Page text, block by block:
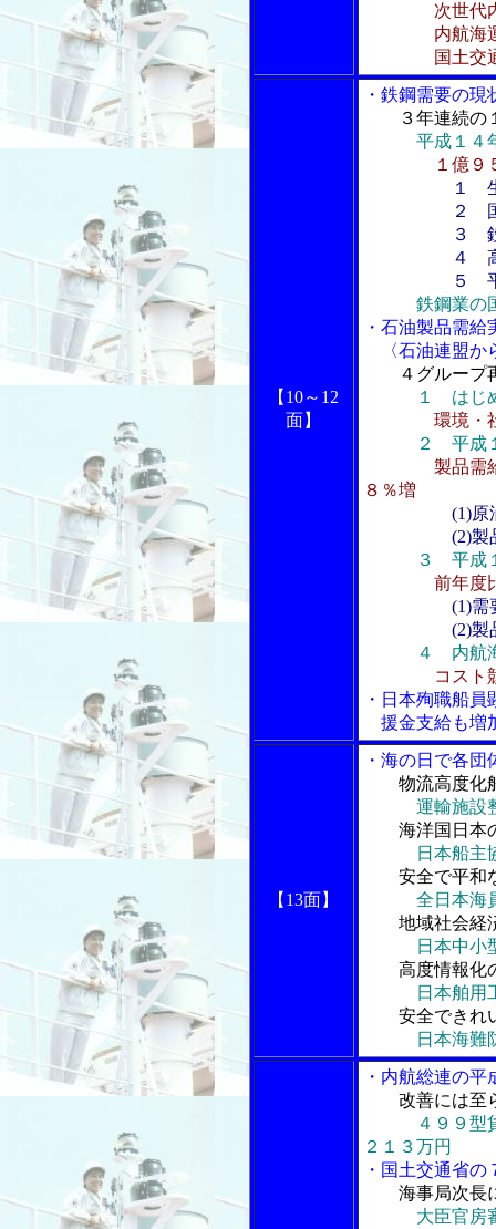
次世代内航
内航海運に
国土交
【10～12
面】
・鉄鋼需要の
３年連続の
平成１４
１億９
１
２ 国内
３ 鉄鋼
４ 高炉大
５ 平成１
鉄鋼業の
・石油製品需
〈石油連盟か
４グループ
１ はじ
環境・
２ 平成
製品需
８％増
(1)原
(2)製品
３ 平成１
前年度
(1)需
(2)製品別
４ 内航
コスト
・日本殉職船
援金支給も増
【13面】
・海の日で各団
物流高度化
運輸施
海洋国日本
日本船
安全で平和
全日本海
地域社会経
日本中
高度情報化
日本舶
安全できれ
日本海
・内航総連の
改善には至
４９９型
２１３万円
・国土交通省
海事局次長
大臣官房